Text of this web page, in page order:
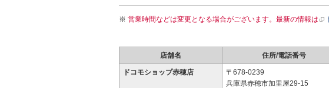
営業時間などは変更となる場合がございます。最新の情報は
店舗名 住所/電話番号
ドコモショップ赤穂店
〒678-0239
兵庫県赤穂市加里屋29-15